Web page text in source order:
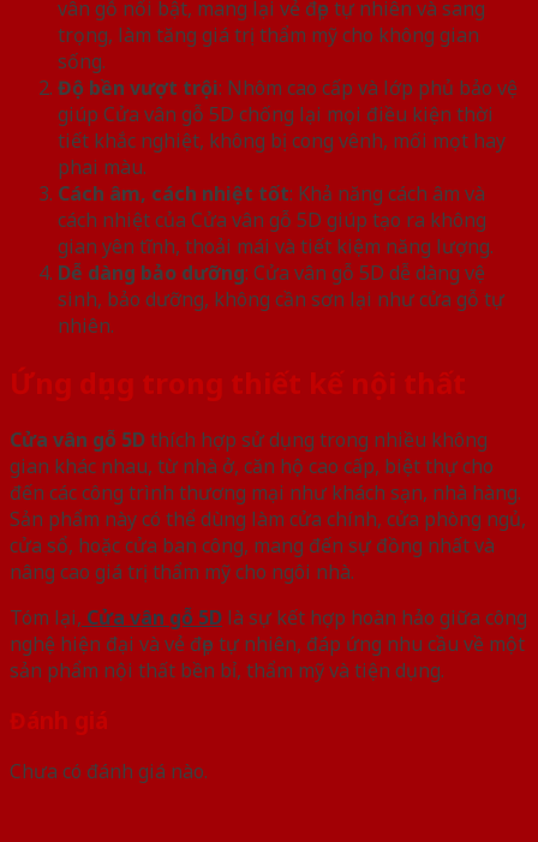
vân gỗ nổi bật, mang lại vẻ đẹp tự nhiên và sang
trọng, làm tăng giá trị thẩm mỹ cho không gian
sống.
Độ bền vượt trội: Nhôm cao cấp và lớp phủ bảo vệ
giúp Cửa vân gỗ 5D chống lại mọi điều kiện thời
tiết khắc nghiệt, không bị cong vênh, mối mọt hay
phai màu.
Cách âm, cách nhiệt tốt: Khả năng cách âm và
cách nhiệt của Cửa vân gỗ 5D giúp tạo ra không
gian yên tĩnh, thoải mái và tiết kiệm năng lượng.
Dễ dàng bảo dưỡng: Cửa vân gỗ 5D dễ dàng vệ
sinh, bảo dưỡng, không cần sơn lại như cửa gỗ tự
nhiên.
Ứng dụng trong thiết kế nội thất
Cửa vân gỗ 5Dthích hợp sử dụng trong nhiều không
gian khác nhau, từ nhà ở, căn hộ cao cấp, biệt thự cho
đến các công trình thương mại như khách sạn, nhà hàng.
Sản phẩm này có thể dùng làm cửa chính, cửa phòng ngủ,
cửa sổ, hoặc cửa ban công, mang đến sự đồng nhất và
nâng cao giá trị thẩm mỹ cho ngôi nhà.
Tóm lại, Cửa vân gỗ 5D là sự kết hợp hoàn hảo giữa công
nghệ hiện đại và vẻ đẹp tự nhiên, đáp ứng nhu cầu về một
sản phẩm nội thất bền bỉ, thẩm mỹ và tiện dụng.
Đánh giá
Chưa có đánh giá nào.